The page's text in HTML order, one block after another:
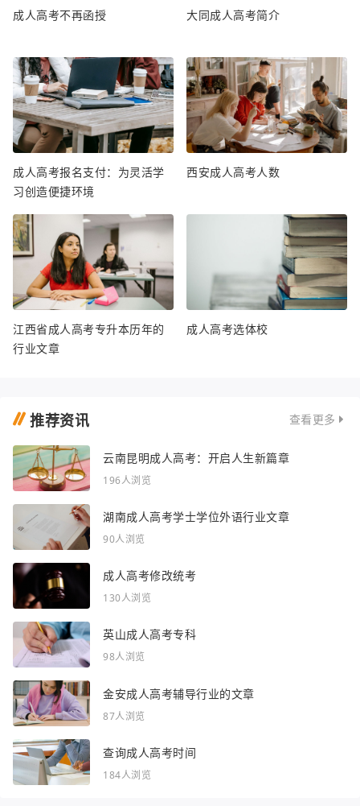
成人高考不再函授 大同成人高考简介
成人高考报名支付：为灵活学
习创造便捷环境
西安成人高考人数
江西省成人高考专升本历年的
行业文章
成人高考选体校
推荐资讯 查看更多
云南昆明成人高考：开启人生新篇章
196人浏览
湖南成人高考学士学位外语行业文章
90人浏览
成人高考修改统考
130人浏览
英山成人高考专科
98人浏览
金安成人高考辅导行业的文章
87人浏览
查询成人高考时间
184人浏览